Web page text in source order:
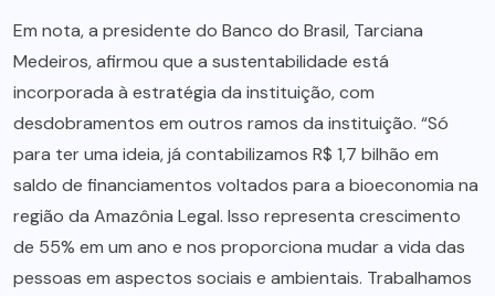
Em nota, a presidente do Banco do Brasil, Tarciana
Medeiros, afirmou que a sustentabilidade está
incorporada à estratégia da instituição, com
desdobramentos em outros ramos da instituição. “Só
para ter uma ideia, já contabilizamos R$ 1,7 bilhão em
saldo de financiamentos voltados para a bioeconomia na
região da Amazônia Legal. Isso representa crescimento
de 55% em um ano e nos proporciona mudar a vida das
pessoas em aspectos sociais e ambientais. Trabalhamos